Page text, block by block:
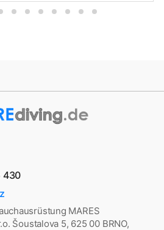
430
MARES
Šoustalova 5, 625 00 BRNO,